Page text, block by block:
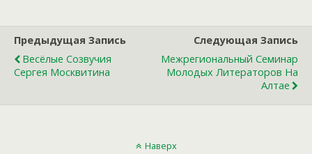
Предыдущая Запись
Весёлые Созвучия
Сергея Москвитина
Следующая Запись
Межрегиональный Семинар
Молодых Литераторов На
Алтае
Наверх